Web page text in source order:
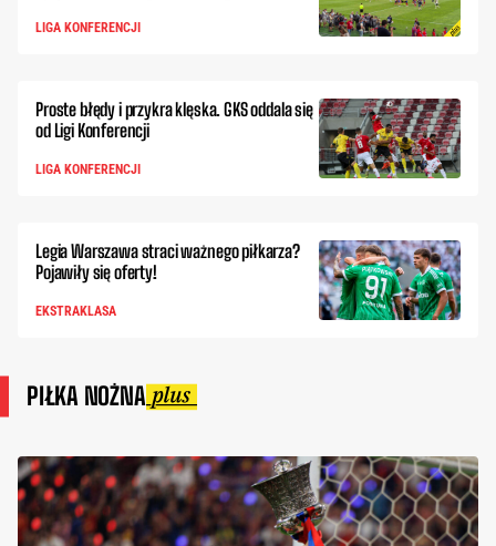
LIGA KONFERENCJI
Proste błędy i przykra klęska. GKS oddala się
od Ligi Konferencji
LIGA KONFERENCJI
Legia Warszawa straci ważnego piłkarza?
Pojawiły się oferty!
EKSTRAKLASA
PIŁKA NOŻNA